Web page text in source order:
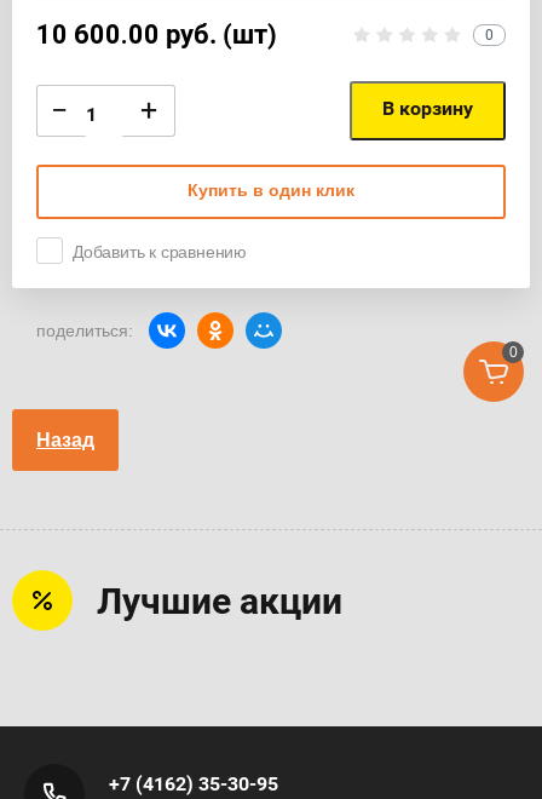
0
10 600.00 руб. (шт) 0
− + В корзину
Купить в один клик
Добавить к сравнению
поделиться:
Назад
Лучшие акции
+7 (4162) 35-30-95